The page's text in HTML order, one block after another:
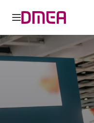
Navigation öffnen